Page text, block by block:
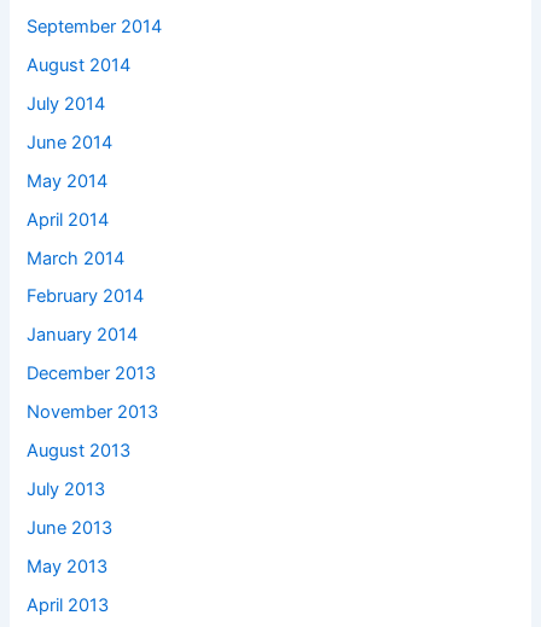
September 2014
August 2014
July 2014
June 2014
May 2014
April 2014
March 2014
February 2014
January 2014
December 2013
November 2013
August 2013
July 2013
June 2013
May 2013
April 2013